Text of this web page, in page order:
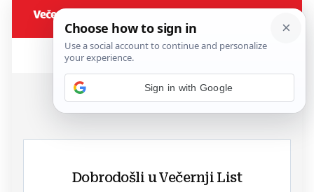
Dobrodošli u Večernji List
Sign in with Google